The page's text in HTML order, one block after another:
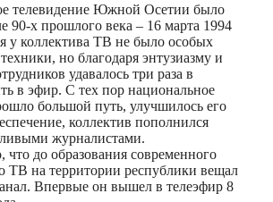
телевидение Южной Осетии было
90-х прошлого века – 16 марта 1994
у коллектива ТВ не было особых
но благодаря энтузиазму и
удавалось три раза в
в эфир. С тех пор национальное
большой путь, улучшилось его
коллектив пополнился
журналистами.
что до образования современного
ТВ на территории республики вещал
Впервые он вышел в телеэфир 8